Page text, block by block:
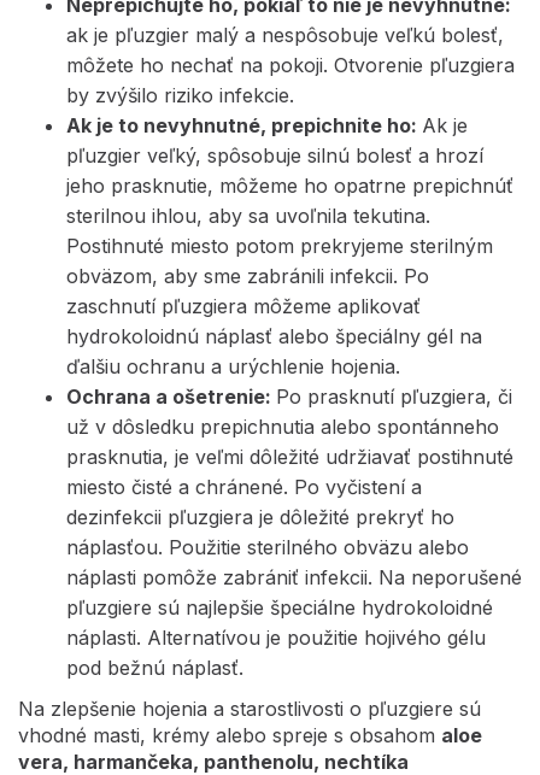
Neprepichujte ho, pokiaľ to nie je nevyhnutné:
ak je pľuzgier malý a nespôsobuje veľkú bolesť,
môžete ho nechať na pokoji. Otvorenie pľuzgiera
by zvýšilo riziko infekcie.
Ak je to nevyhnutné, prepichnite ho: Ak je
pľuzgier veľký, spôsobuje silnú bolesť a hrozí
jeho prasknutie, môžeme ho opatrne prepichnúť
sterilnou ihlou, aby sa uvoľnila tekutina.
Postihnuté miesto potom prekryjeme sterilným
obväzom, aby sme zabránili infekcii. Po
zaschnutí pľuzgiera môžeme aplikovať
hydrokoloidnú náplasť alebo špeciálny gél na
ďalšiu ochranu a urýchlenie hojenia.
Ochrana a ošetrenie: Po prasknutí pľuzgiera, či
už v dôsledku prepichnutia alebo spontánneho
prasknutia, je veľmi dôležité udržiavať postihnuté
miesto čisté a chránené. Po vyčistení a
dezinfekcii pľuzgiera je dôležité prekryť ho
náplasťou. Použitie sterilného obväzu alebo
náplasti pomôže zabrániť infekcii. Na neporušené
pľuzgiere sú najlepšie špeciálne hydrokoloidné
náplasti. Alternatívou je použitie hojivého gélu
pod bežnú náplasť.
Na zlepšenie hojenia a starostlivosti o pľuzgiere sú
vhodné masti, krémy alebo spreje s obsahom aloe
vera, harmančeka, panthenolu, nechtíka